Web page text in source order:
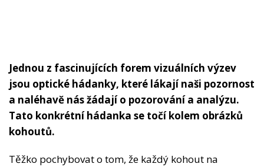
Jednou z fascinujících forem vizuálních výzev
jsou optické hádanky, které lákají naši pozornost
a naléhavě nás žádají o pozorování a analýzu.
Tato konkrétní hádanka se točí kolem obrázků
kohoutů.
Těžko pochybovat o tom, že každý kohout na